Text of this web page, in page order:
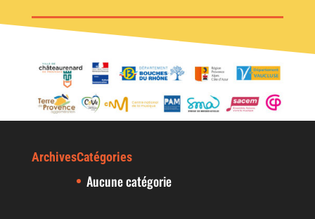
ArchivesCatégories
Aucune catégorie